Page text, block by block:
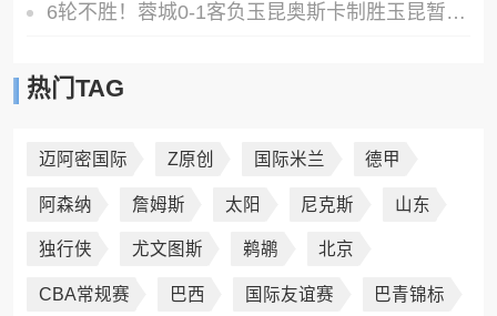
6轮不胜！蓉城0-1客负玉昆奥斯卡制胜玉昆暂第三蓉城全场1射正
热门TAG
迈阿密国际 Z原创 国际米兰 德甲
阿森纳 詹姆斯 太阳 尼克斯 山东
独行侠 尤文图斯 鹈鹕 北京
CBA常规赛 巴西 国际友谊赛 巴青锦标